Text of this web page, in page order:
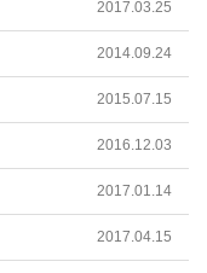
2017.03.25
2014.09.24
2015.07.15
2016.12.03
2017.01.14
2017.04.15